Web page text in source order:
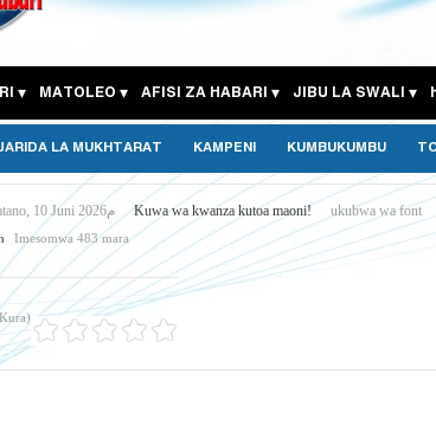
MATOLEO AFISI ZA HABARI JIBU LA SWALI
LA MUKHTARAT KAMPENI KUMBUKUMBU
Jumatano, 10 Juni 2026م Kuwa wa kwanza kutoa maoni! ukubwa wa font
Imesomwa 483 mara